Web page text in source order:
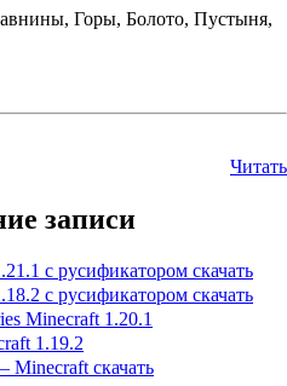
Горы, Болото, Пустыня,
Читать
записи
с русификатором скачать
с русификатором скачать
Minecraft 1.20.1
1.19.2
Minecraft скачать